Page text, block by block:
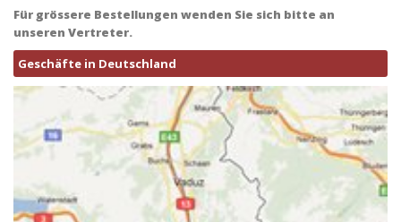
Für grössere Bestellungen wenden Sie sich bitte an
unseren Vertreter.
Geschäfte in Deutschland